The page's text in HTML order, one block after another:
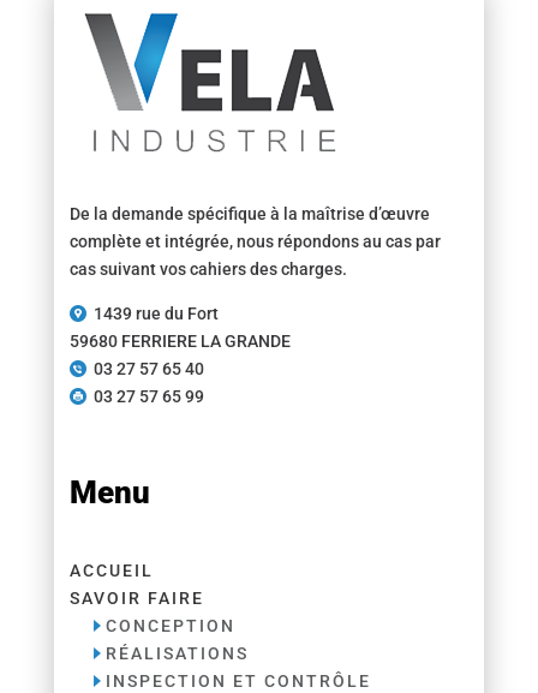
De la demande spécifique à la maîtrise d’œuvre
complète et intégrée, nous répondons au cas par
cas suivant vos cahiers des charges.
1439 rue du Fort
59680 FERRIERE LA GRANDE
03 27 57 65 40
03 27 57 65 99
Menu
ACCUEIL
SAVOIR FAIRE
CONCEPTION
RÉALISATIONS
INSPECTION ET CONTRÔLE